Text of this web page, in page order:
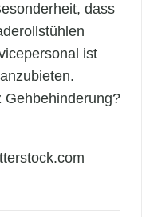
dass
ist
Gehbehinderung?